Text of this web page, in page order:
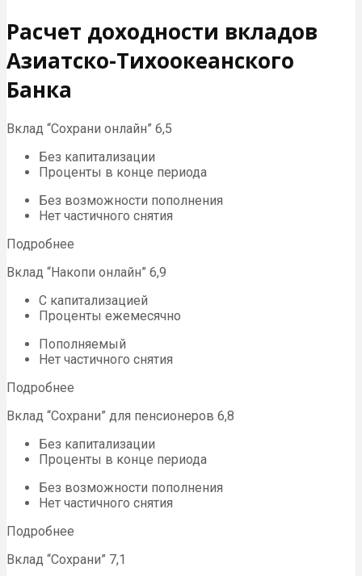
Расчет доходности вкладов
Азиатско-Тихоокеанского
Банка
Вклад “Сохрани онлайн” 6,5
Без капитализации
Проценты в конце периода
Без возможности пополнения
Нет частичного снятия
Подробнее
Вклад “Накопи онлайн” 6,9
С капитализацией
Проценты ежемесячно
Пополняемый
Нет частичного снятия
Подробнее
Вклад “Сохрани” для пенсионеров 6,8
Без капитализации
Проценты в конце периода
Без возможности пополнения
Нет частичного снятия
Подробнее
Вклад “Сохрани” 7,1